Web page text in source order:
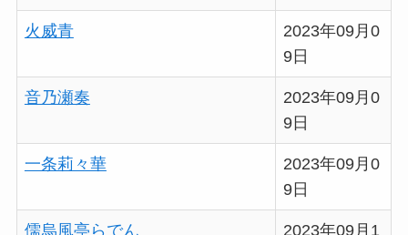
火威青
2023年09月0
9日
音乃瀬奏
2023年09月0
9日
一条莉々華
2023年09月0
9日
儒烏風亭らでん
2023年09月1